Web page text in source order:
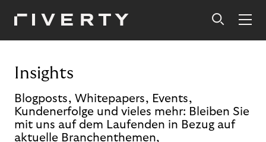
Insights
Blogposts, Whitepapers, Events,
Kundenerfolge und vieles mehr: Bleiben Sie
mit uns auf dem Laufenden in Bezug auf
aktuelle Branchenthemen,